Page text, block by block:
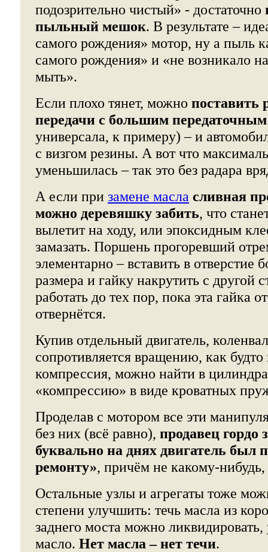
подозрительно чистый» - достаточно
пыльный мешок. В результате –
самого рождения» мотор, ну а пыль
самого рождения» и «не возникало
мыть».
Если плохо тянет, можно поставить
передачи с большим
универсала, к примеру) – и
с визгом резины. А вот что
уменьшилась – так это без радара
А если при замене масла сливная
можно деревяшку забить, что
вылетит на ходу, или эпоксидным
замазать. Поршень прогоревший
элементарно – вставить в отверстие
размера и гайку накрутить с другой
работать до тех пор, пока эта гайка
отвернётся.
Купив отдельный двигатель,
сопротивляется вращению, как
компрессия, можно найти в
«компрессию» в виде кроватных
Проделав с мотором все эти
без них (всё равно), продавец гордо
буквально на днях двигатель был
ремонту», причём не какому-
Остальные узлы и агрегаты тоже
степени улучшить: течь масла из
заднего моста можно ликвидировать,
масло. Нет масла – нет течи.